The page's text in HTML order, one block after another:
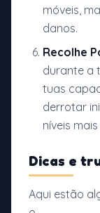
móveis,
danos.
Recolhe
durante a
tuas
derrotar
níveis
Dicas e
Aqui estão